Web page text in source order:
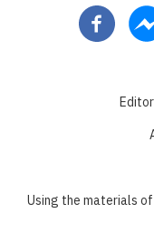
Using the materials